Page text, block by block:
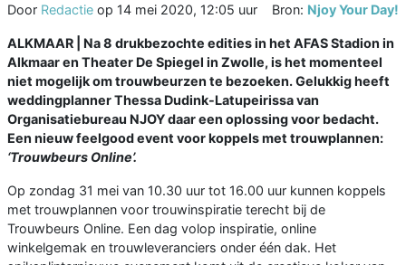
Door Redactie op 14 mei 2020, 12:05 uur Bron: Njoy Your Day!
ALKMAAR | Na 8 drukbezochte edities in het AFAS Stadion in
Alkmaar en Theater De Spiegel in Zwolle, is het momenteel
niet mogelijk om trouwbeurzen te bezoeken. Gelukkig heeft
weddingplanner Thessa Dudink-Latupeirissa van
Organisatiebureau NJOY daar een oplossing voor bedacht.
Een nieuw feelgood event voor koppels met trouwplannen:
‘Trouwbeurs Online’.
Op zondag 31 mei van 10.30 uur tot 16.00 uur kunnen koppels
met trouwplannen voor trouwinspiratie terecht bij de
Trouwbeurs Online. Een dag volop inspiratie, online
winkelgemak en trouwleveranciers onder één dak. Het